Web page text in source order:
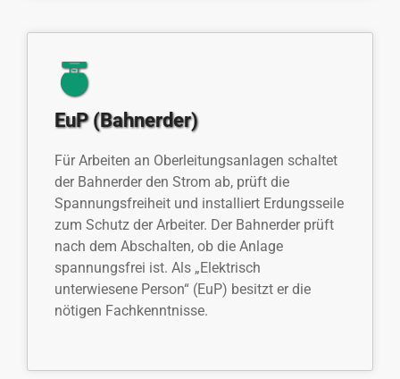
EuP (Bahnerder)
Für Arbeiten an Oberleitungsanlagen schaltet
der Bahnerder den Strom ab, prüft die
Spannungsfreiheit und installiert Erdungsseile
zum Schutz der Arbeiter. Der Bahnerder prüft
nach dem Abschalten, ob die Anlage
spannungsfrei ist. Als „Elektrisch
unterwiesene Person“ (EuP) besitzt er die
nötigen Fachkenntnisse.